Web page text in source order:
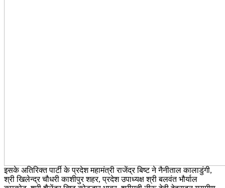
इसके अतिरिक्त पार्टी के प्रदेश महामंत्री राजेंद्र बिष्ट ने नैनीताल कालाडुंगी,
श्री खिलेन्द्र चौधरी काशीपुर शहर, प्रदेश उपाध्यक्ष श्री बलवंत भौर्याल